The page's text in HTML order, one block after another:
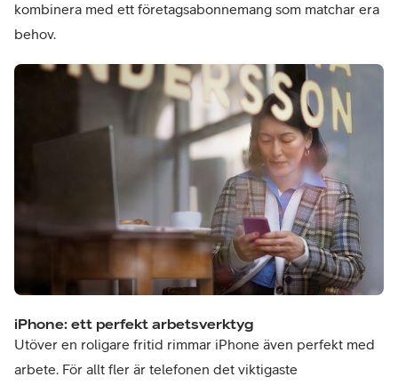
kombinera med ett företagsabonnemang som matchar era
behov.
iPhone: ett perfekt arbetsverktyg
Utöver en roligare fritid rimmar iPhone även perfekt med
arbete. För allt fler är telefonen det viktigaste